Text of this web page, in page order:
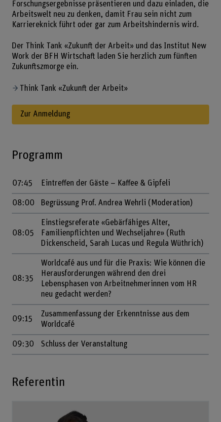
Forschungsergebnisse präsentieren und dazu einladen, die
Arbeitswelt neu zu denken, damit Frau sein nicht zum
Karriereknick führt oder gar zum Arbeitshindernis wird.
Der Think Tank «Zukunft der Arbeit» und das Institut New
Work der BFH Wirtschaft laden Sie herzlich zum fünften
Zukunftszmorge ein.
Think Tank «Zukunft der Arbeit»
Zur Anmeldung
Programm
07:45 Eintreffen der Gäste – Kaffee & Gipfeli
08:00 Begrüssung Prof. Andrea Wehrli (Moderation)
08:05
Einstiegsreferate «Gebärfähiges Alter,
Familienpflichten und Wechseljahre» (Ruth
Dickenscheid, Sarah Lucas und Regula Wüthrich)
08:35
Worldcafé aus und für die Praxis: Wie können die
Herausforderungen während den drei
Lebensphasen von Arbeitnehmerinnen vom HR
neu gedacht werden?
09:15
Zusammenfassung der Erkenntnisse aus dem
Worldcafé
09:30 Schluss der Veranstaltung
Referentin